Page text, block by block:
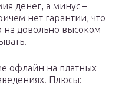
денег, а минус –
нет гарантии, что
на довольно высоком
офлайн на платных
Плюсы: